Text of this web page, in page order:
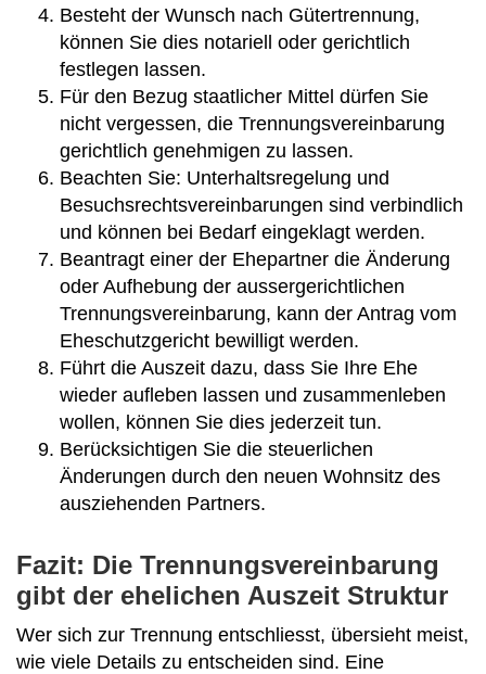
Besteht der Wunsch nach Gütertrennung,
können Sie dies notariell oder gerichtlich
festlegen lassen.
Für den Bezug staatlicher Mittel dürfen Sie
nicht vergessen, die Trennungsvereinbarung
gerichtlich genehmigen zu lassen.
Beachten Sie: Unterhaltsregelung und
Besuchsrechtsvereinbarungen sind verbindlich
und können bei Bedarf eingeklagt werden.
Beantragt einer der Ehepartner die Änderung
oder Aufhebung der aussergerichtlichen
Trennungsvereinbarung, kann der Antrag vom
Eheschutzgericht bewilligt werden.
Führt die Auszeit dazu, dass Sie Ihre Ehe
wieder aufleben lassen und zusammenleben
wollen, können Sie dies jederzeit tun.
Berücksichtigen Sie die steuerlichen
Änderungen durch den neuen Wohnsitz des
ausziehenden Partners.
Fazit: Die Trennungsvereinbarung
gibt der ehelichen Auszeit Struktur
Wer sich zur Trennung entschliesst, übersieht meist,
wie viele Details zu entscheiden sind. Eine